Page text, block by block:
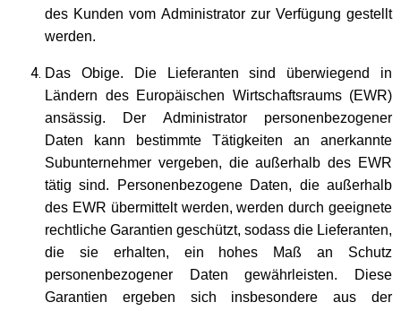
des Kunden vom Administrator zur Verfügung gestellt
werden.
Das Obige. Die Lieferanten sind überwiegend in
Ländern des Europäischen Wirtschaftsraums (EWR)
ansässig. Der Administrator personenbezogener
Daten kann bestimmte Tätigkeiten an anerkannte
Subunternehmer vergeben, die außerhalb des EWR
tätig sind. Personenbezogene Daten, die außerhalb
des EWR übermittelt werden, werden durch geeignete
rechtliche Garantien geschützt, sodass die Lieferanten,
die sie erhalten, ein hohes Maß an Schutz
personenbezogener Daten gewährleisten. Diese
Garantien ergeben sich insbesondere aus der